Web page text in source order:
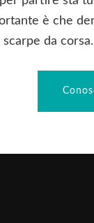
è che
scarpe da